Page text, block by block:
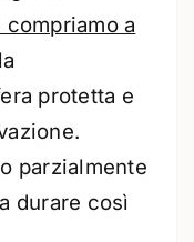
a
protetta e
parzialmente
durare così